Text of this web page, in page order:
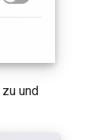
zu und